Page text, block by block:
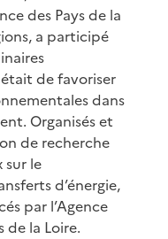
des Pays de la
a participé
était de favoriser
dans
Organisés et
de recherche
sur le
d’énergie,
par l’Agence
de la Loire.